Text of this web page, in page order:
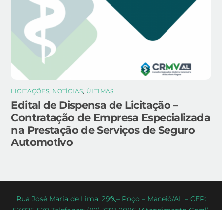
LICITAÇÕES, NOTÍCIAS, ÚLTIMAS
Edital de Dispensa de Licitação –
Contratação de Empresa Especializada
na Prestação de Serviços de Seguro
Automotivo
Back
Rua José Maria de Lima, 299 – Poço – Maceió/AL – CEP: